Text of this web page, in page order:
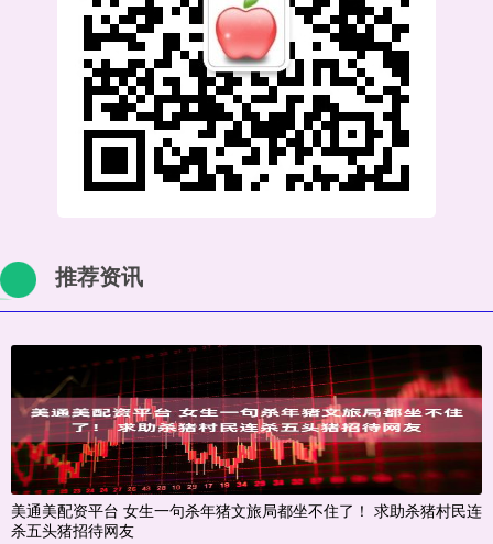
推荐资讯
美通美配资平台 女生一句杀年猪文旅局都坐不住了！ 求助杀猪村民连
杀五头猪招待网友